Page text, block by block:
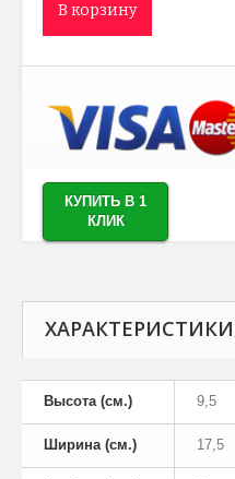
В корзину
КУПИТЬ В 1
КЛИК
ХАРАКТЕРИСТИКИ
Высота (см.) 9,5
Ширина (см.) 17,5